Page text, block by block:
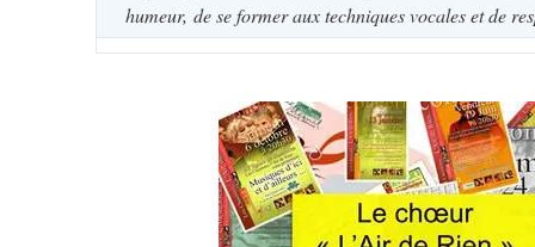
humeur, de se former aux techniques vocales et de